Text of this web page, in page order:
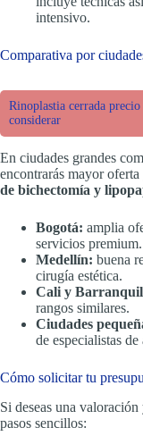
intensivo.
Comparativa por
Rinoplastia cerrada
considerar
En ciudades grandes
encontrarás mayor
de bichectomía y
Bogotá: amplia
servicios premium.
Medellín: buena
cirugía estética.
Cali y
rangos similares.
Ciudades
de especialistas
Cómo solicitar tu
Si deseas una valoración
pasos sencillos: